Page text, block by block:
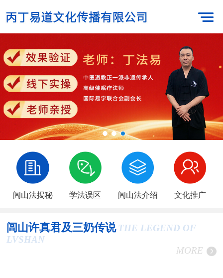
闾山法揭秘 学法误区 闾山法介绍 文化推广
闾山许真君及三奶传说 THE LEGEND OF
LVSHAN
MORE